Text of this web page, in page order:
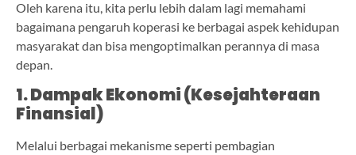
Oleh karena itu, kita perlu lebih dalam lagi memahami
bagaimana pengaruh koperasi ke berbagai aspek kehidupan
masyarakat dan bisa mengoptimalkan perannya di masa
depan.
1. Dampak Ekonomi (Kesejahteraan
Finansial)
Melalui berbagai mekanisme seperti pembagian